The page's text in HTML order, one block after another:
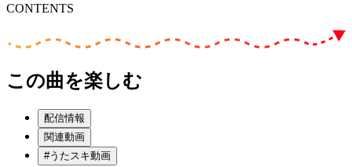
CONTENTS
この曲を楽しむ
配信情報
関連動画
#うたスキ動画